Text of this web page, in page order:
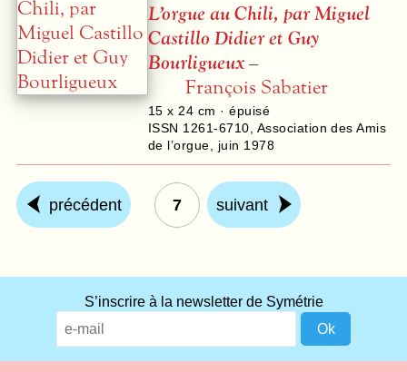
L’orgue au Chili, par Miguel
Castillo Didier et Guy
Bourligueux–
François Sabatier
15 x 24 cm · épuisé
ISSN 1261-6710, Association des Amis
de l’orgue, juin 1978
précédent 7 suivant
S’inscrire à la newsletter de Symétrie